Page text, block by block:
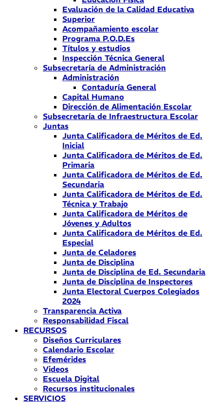
Evaluación de la Calidad Educativa
Superior
Acompañamiento escolar
Programa P.O.D.Es
Títulos y estudios
Inspección Técnica General
Subsecretaría de Administración
Administración
Contaduría General
Capital Humano
Dirección de Alimentación Escolar
Subsecretaría de Infraestructura Escolar
Juntas
Junta Calificadora de Méritos de Ed.
Inicial
Junta Calificadora de Méritos de Ed.
Primaria
Junta Calificadora de Méritos de Ed.
Secundaria
Junta Calificadora de Méritos de Ed.
Técnica y Trabajo
Junta Calificadora de Méritos de
Jóvenes y Adultos
Junta Calificadora de Méritos de Ed.
Especial
Junta de Celadores
Junta de Disciplina
Junta de Disciplina de Ed. Secundaria
Junta de Disciplina de Inspectores
Junta Electoral Cuerpos Colegiados
2024
Transparencia Activa
Responsabilidad Fiscal
RECURSOS
Diseños Curriculares
Calendario Escolar
Efemérides
Videos
Escuela Digital
Recursos institucionales
SERVICIOS